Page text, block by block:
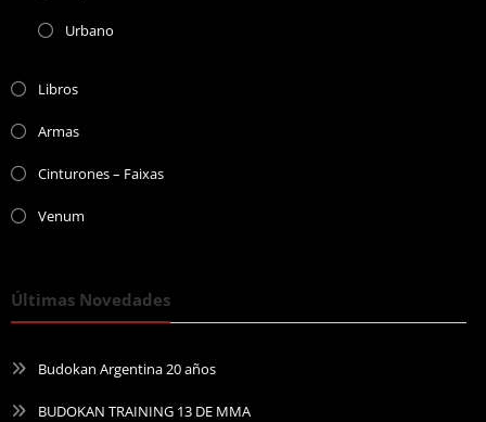
Urbano
Libros
Armas
Cinturones – Faixas
Venum
Últimas Novedades
Budokan Argentina 20 años
BUDOKAN TRAINING 13 DE MMA